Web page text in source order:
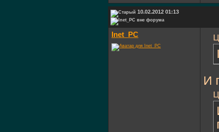
10.02.2012 01:13
Inet_PC
И